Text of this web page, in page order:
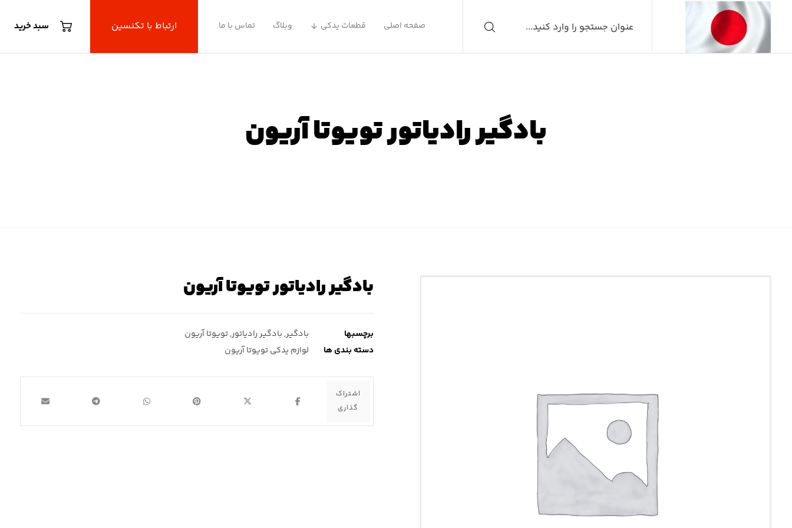
سبد خرید ارتباط با تکنسین صفحه اصلی قطعات یدکی وبلاگ تماس با ما
بادگیر رادیاتور تویوتا آریون
بادگیر رادیاتور تویوتا آریون
برچسبها بادگیر, بادگیر رادیاتور,تویوتا آریون
دسته بندی ها
لوازم یدکی تویوتا آریون